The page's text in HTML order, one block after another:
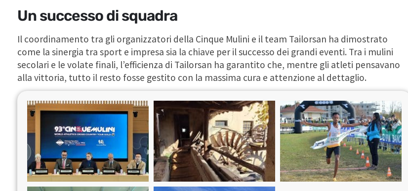
Un successo di squadra
Il coordinamento tra gli organizzatori della Cinque Mulini e il team Tailorsan ha dimostrato
come la sinergia tra sport e impresa sia la chiave per il successo dei grandi eventi. Tra i mulini
secolari e le volate finali, l’efficienza di Tailorsan ha garantito che, mentre gli atleti pensavano
alla vittoria, tutto il resto fosse gestito con la massima cura e attenzione al dettaglio.